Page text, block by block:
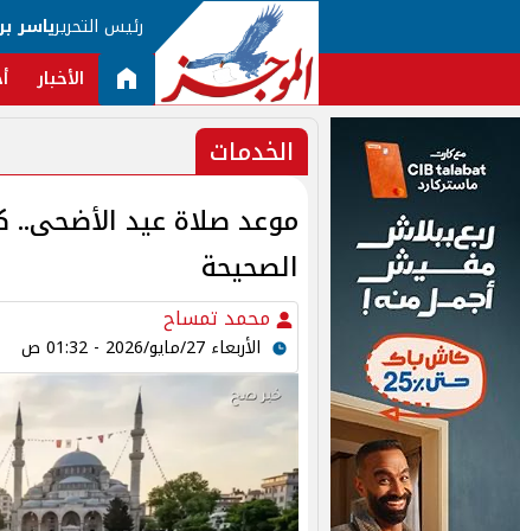
رئيس التحريرياسر
الأخبار
الخدمات
موعد صلاة عيد الأضحى..
الصحيحة
محمد تمساح
الأربعاء 27/مايو/2026 - 01:32 ص